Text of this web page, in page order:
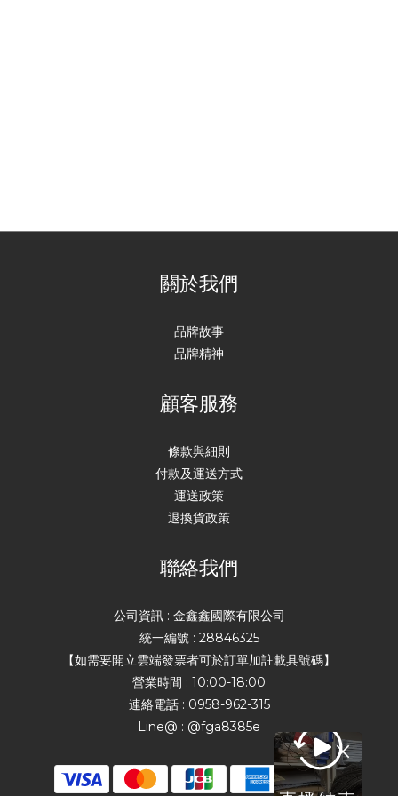
關於我們
品牌故事
品牌精神
顧客服務
條款與細則
付款及運送方式
運送政策
退換貨政策
聯絡我們
公司資訊 : 金鑫鑫國際有限公司
統一編號 : 28846325
【如需要開立雲端發票者可於訂單加註載具號碼】
營業時間 : 10:00-18:00
連絡電話 : 0958-962-315
Line@ : @fga8385e